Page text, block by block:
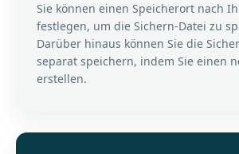
Sie können einen Speicherort nach
festlegen, um die Sichern-Datei zu
Darüber hinaus können Sie die
separat speichern, indem Sie einen
erstellen.